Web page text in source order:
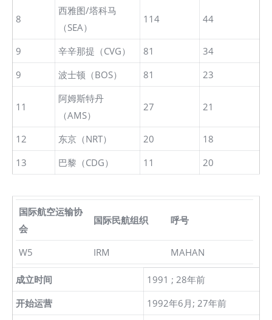
8
西雅图/塔科马
（SEA）
114 44
9 辛辛那提（CVG） 81
34
9
波士顿（BOS） 81 23
11
阿姆斯特丹
（AMS）
27 21
12 东京（NRT） 20
18
13
巴黎（CDG） 11 20
国际航空运输协
会
国际民航组织 呼号
W5 IRM MAHAN
成立时间
1991 ; 28年前
开始运营
1992年6月; 27年前